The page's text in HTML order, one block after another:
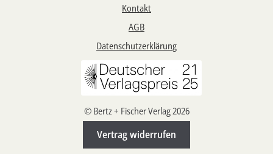
Kontakt
AGB
Datenschutzerklärung
© Bertz + Fischer Verlag 2026
Vertrag widerrufen